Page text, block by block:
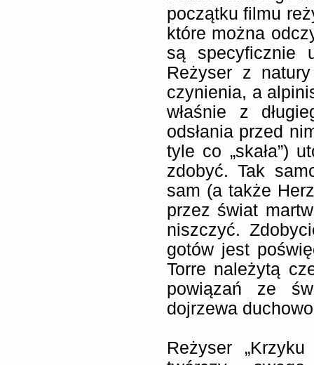
początku filmu
które można
są specyficznie
Reżyser z
czynienia, a
właśnie z
odsłania przed
tyle co „skała”)
zdobyć. Tak
sam (a także
przez świat
niszczyć.
gotów jest
Torre należytą
powiązań ze
dojrzewa
Reżyser